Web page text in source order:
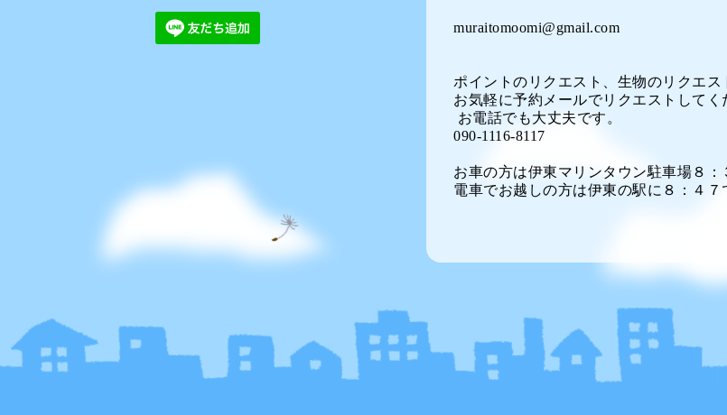
muraitomoomi@gmail.com
ポイントのリクエスト、生物のリクエス
お気軽に予約メールでリクエストしてく
お電話でも大丈夫です。
090-1116-8117
お車の方は伊東マリンタウン駐車場８：
電車でお越しの方は伊東の駅に８：４７